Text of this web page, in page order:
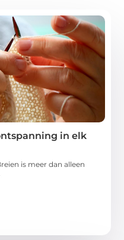
in elk
is meer dan alleen